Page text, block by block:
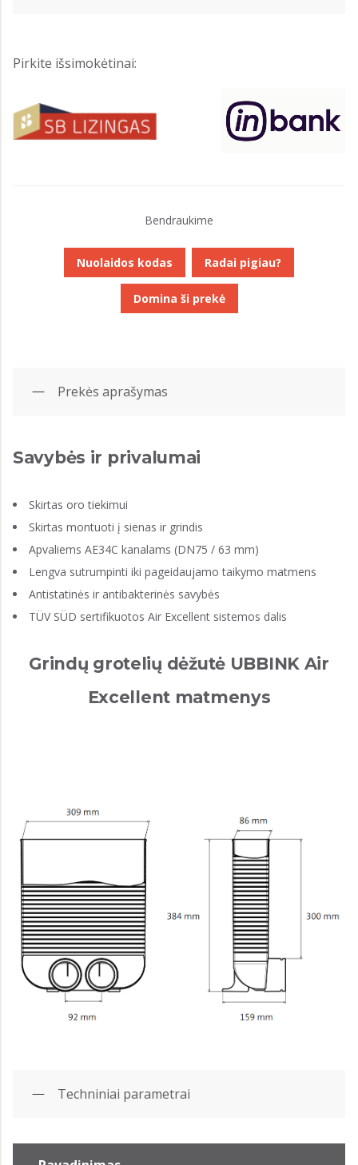
Pirkite išsimokėtinai:
Bendraukime
Nuolaidos kodas Radai pigiau?
Domina ši prekė
Prekės aprašymas
Savybės ir privalumai
Skirtas oro tiekimui
Skirtas montuoti į sienas ir grindis
Apvaliems AE34C kanalams (DN75 / 63 mm)
Lengva sutrumpinti iki pageidaujamo taikymo matmens
Antistatinės ir antibakterinės savybės
TÜV SÜD sertifikuotos Air Excellent sistemos dalis
Grindų grotelių dėžutė UBBINK Air
Excellent matmenys
Techniniai parametrai